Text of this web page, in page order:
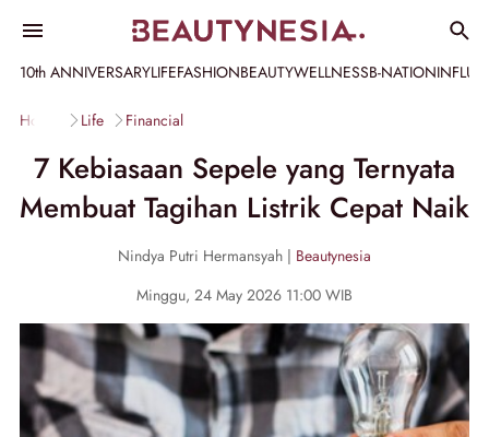
10th ANNIVERSARYLIFEFASHIONBEAUTYWELLNESSB-NATION
Home Life Financial
7 Kebiasaan Sepele yang Ternyata
Membuat Tagihan Listrik Cepat Naik
Nindya Putri Hermansyah | Beautynesia
Minggu, 24 May 2026 11:00 WIB